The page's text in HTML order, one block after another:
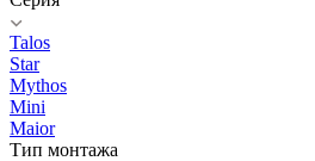
Talos
Star
Mythos
Mini
Maior
Тип монтажа